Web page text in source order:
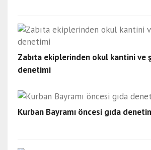
Zabıta ekiplerinden okul kantini ve
denetimi
Kurban Bayramı öncesi gıda